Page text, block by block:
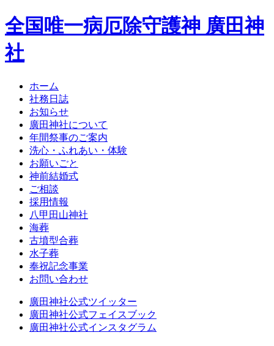
全国唯一病厄除守護神 廣田神
社
ホーム
社務日誌
お知らせ
廣田神社について
年間祭事のご案内
洗心・ふれあい・体験
お願いごと
神前結婚式
ご相談
採用情報
八甲田山神社
海葬
古墳型合葬
水子葬
奉祝記念事業
お問い合わせ
廣田神社公式ツイッター
廣田神社公式フェイスブック
廣田神社公式インスタグラム